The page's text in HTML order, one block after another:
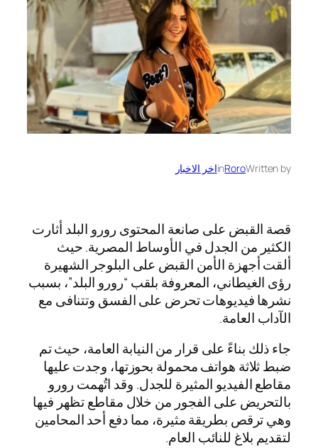
Written by
Roro
inاخر الاخبار
قصة القبض على صانعة المحتوى رورو البلد أثارت
الكثير من الجدل في الأوساط المصرية. حيث
ألقت أجهزة الأمن القبض على البلوجر الشهيرة
رؤى الغيطاني، المعروفة بلقب “رورو البلد”، بسبب
نشرها فيديوهات تحرض على الفسق وتتنافى مع
الآداب العامة.
جاء ذلك بناءً على قرار من النيابة العامة، حيث تم
ضبط ثلاثة هواتف محمولة بحوزتها، وجدت عليها
مقاطع الفيديو المثيرة للجدل. وقد اتُهمت رورو
بالتحريض على الفجور من خلال مقاطع تظهر فيها
وهي ترقص بطريقة مثيرة، مما دفع أحد المحامين
لتقديم بلاغ للنائب العام.